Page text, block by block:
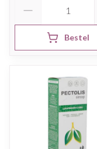
Bestel